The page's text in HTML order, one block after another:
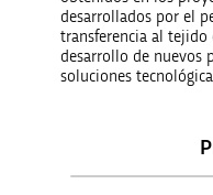
desarrollados por el
transferencia al tejido
desarrollo de nuevos
soluciones